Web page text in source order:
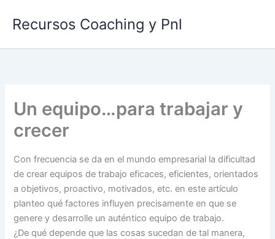
Recursos Coaching y Pnl
Un equipo…para trabajar y
crecer
Con frecuencia se da en el mundo empresarial la dificultad
de crear equipos de trabajo eficaces, eficientes, orientados
a objetivos, proactivo, motivados, etc. en este artículo
planteo qué factores influyen precisamente en que se
genere y desarrolle un auténtico equipo de trabajo.
¿De qué depende que las cosas sucedan de tal manera,